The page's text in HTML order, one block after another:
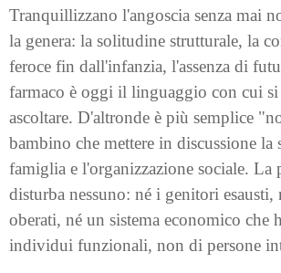
Tranquillizzano l'angoscia senza mai
la genera: la solitudine strutturale, la
feroce fin dall'infanzia, l'assenza di
farmaco è oggi il linguaggio con cui
ascoltare. D'altronde è più semplice
bambino che mettere in discussione la
famiglia e l'organizzazione sociale. La
disturba nessuno: né i genitori
oberati, né un sistema economico che
individui funzionali, non di persone